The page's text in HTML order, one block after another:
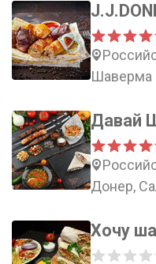
Шаверма
Давай
Донер,
Хочу